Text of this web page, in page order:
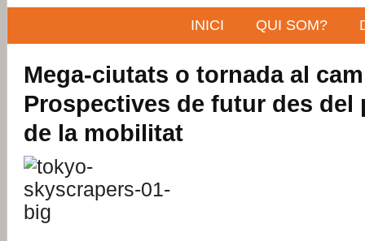
INICI QUI SOM?
Mega-ciutats o tornada al
Prospectives de futur des del
de la mobilitat